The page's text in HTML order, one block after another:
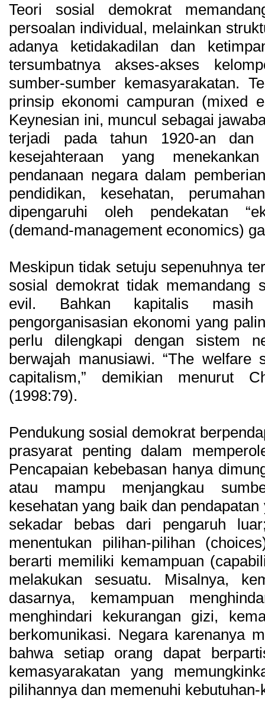
Teori sosial demokrat
persoalan individual, melainkan
adanya ketidakadilan dan
tersumbatnya akses-akses
sumber-sumber kemasyarakatan.
prinsip ekonomi campuran (mixed
Keynesian ini, muncul sebagai
terjadi pada tahun 1920-an dan
kesejahteraan yang
pendanaan negara dalam
pendidikan, kesehatan,
dipengaruhi oleh pendekatan
(demand-management economics)
Meskipun tidak setuju sepenuhnya
sosial demokrat tidak memandang
evil. Bahkan kapitalis masih
pengorganisasian ekonomi yang
perlu dilengkapi dengan sistem
berwajah manusiawi. “The
capitalism,” demikian menurut
(1998:79).
Pendukung sosial demokrat
prasyarat penting dalam
Pencapaian kebebasan hanya
atau mampu menjangkau
kesehatan yang baik dan
sekadar bebas dari pengaruh
menentukan pilihan-pilihan
berarti memiliki kemampuan
melakukan sesuatu. Misalnya,
dasarnya, kemampuan
menghindari kekurangan gizi,
berkomunikasi. Negara karenanya
bahwa setiap orang dapat
kemasyarakatan yang
pilihannya dan memenuhi